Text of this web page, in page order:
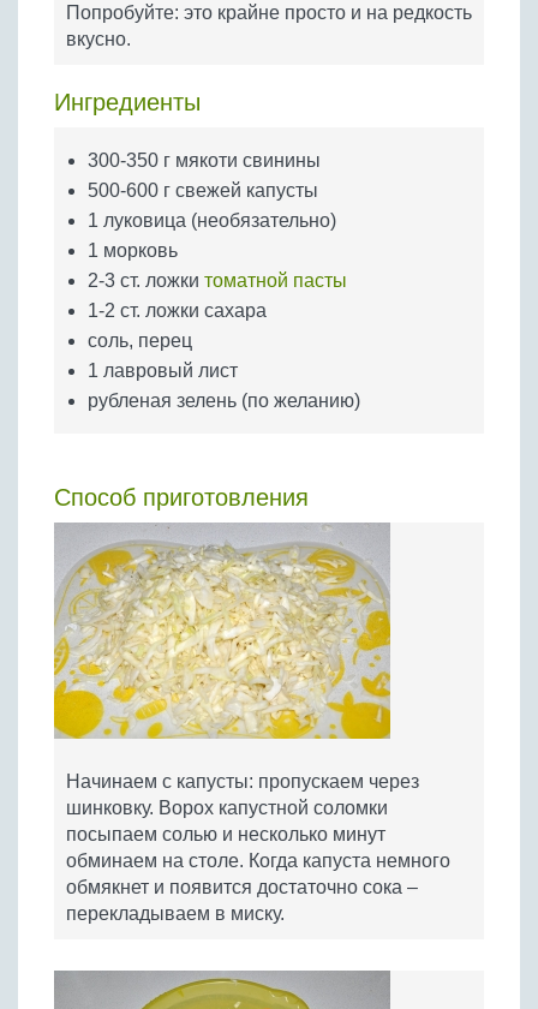
Бобовые
Яйца
Попробуйте: это крайне просто и на редкость
вкусно.
Ингредиенты
300-350 г мякоти свинины
500-600 г свежей капусты
1 луковица (необязательно)
1 морковь
2-3 ст. ложки томатной пасты
1-2 ст. ложки сахара
соль, перец
1 лавровый лист
рубленая зелень (по желанию)
Способ приготовления
Начинаем с капусты: пропускаем через
шинковку. Ворох капустной соломки
посыпаем солью и несколько минут
обминаем на столе. Когда капуста немного
обмякнет и появится достаточно сока –
перекладываем в миску.